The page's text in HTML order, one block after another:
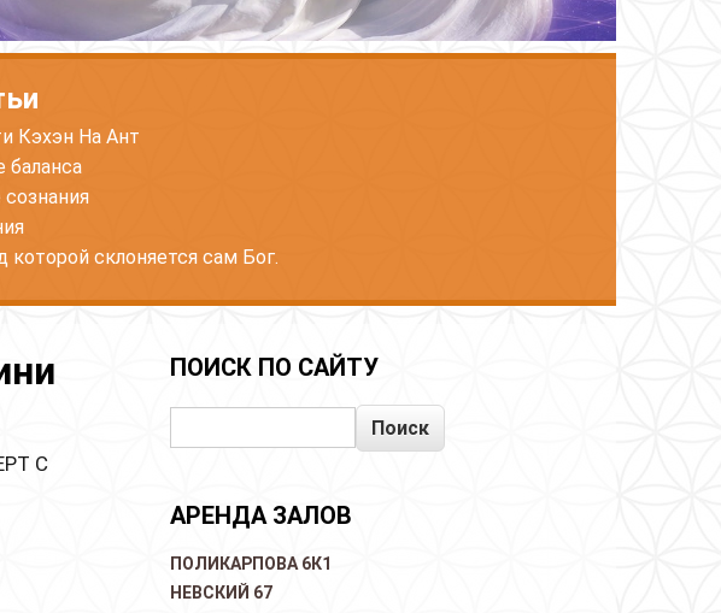
Кэхэн На Ант
баланса
сознания
склоняется сам Бог.
С
ПОИСК ПО САЙТУ
АРЕНДА ЗАЛОВ
ПОЛИКАРПОВА 6К1
НЕВСКИЙ 67